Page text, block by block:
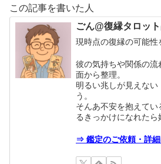
この記事を書いた人
ごん@復縁タロッ
現時点の復縁の可能性
彼の気持ちや関係の
面から整理。
明るい兆しが見えない
う。
そんあ不安を抱えて
るきっかけになれたら
⇒ 鑑定のご依頼・詳